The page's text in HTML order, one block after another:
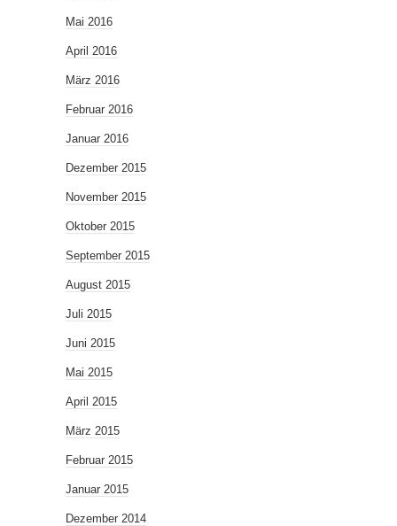
Mai 2016
April 2016
März 2016
Februar 2016
Januar 2016
Dezember 2015
November 2015
Oktober 2015
September 2015
August 2015
Juli 2015
Juni 2015
Mai 2015
April 2015
März 2015
Februar 2015
Januar 2015
Dezember 2014